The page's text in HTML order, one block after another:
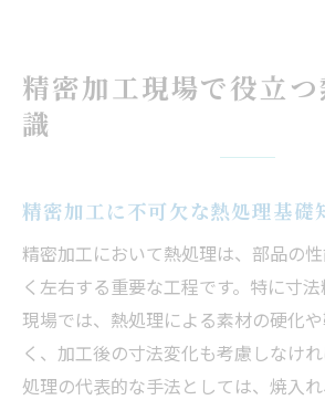
精密加工現場で役立
識
精密加工に不可欠な熱処理基礎
精密加工において熱処理は、部品の
く左右する重要な工程です。特に寸
現場では、熱処理による素材の硬化
く、加工後の寸法変化も考慮しなけ
処理の代表的な手法としては、焼入